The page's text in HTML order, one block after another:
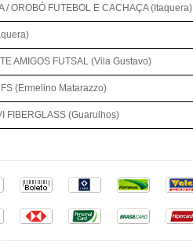
/ OROBÓ FUTEBOL E CACHAÇA (Itaquera)
AMIGOS FUTSAL (Vila Gustavo)
(Ermelino Matarazzo)
FIBERGLASS (Guarulhos)